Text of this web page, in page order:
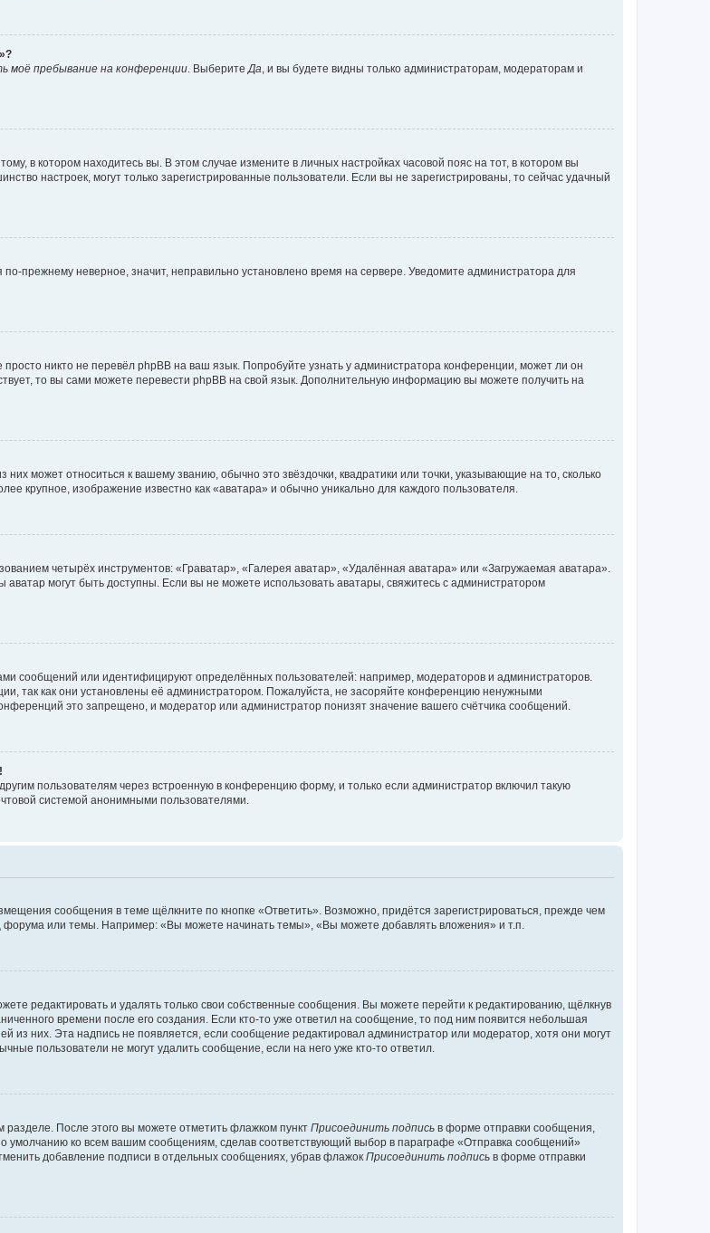
моё пребывание на конференции . Выберите Да , и вы будете видны только администраторам, модераторам и
в котором находитесь вы. В этом случае измените в личных настройках часовой пояс на тот, в котором вы
настроек, могут только зарегистрированные пользователи. Если вы не зарегистрированы, то сейчас удачный
прежнему неверное, значит, неправильно установлено время на сервере. Уведомите администратора для
никто не перевёл phpBB на ваш язык. Попробуйте узнать у администратора конференции, может ли он
то вы сами можете перевести phpBB на свой язык. Дополнительную информацию вы можете получить на
может относиться к вашему званию, обычно это звёздочки, квадратики или точки, указывающие на то, сколько
крупное, изображение известно как «аватара» и обычно уникально для каждого пользователя.
четырёх инструментов: «Граватар», «Галерея аватар», «Удалённая аватара» или «Загружаемая аватара».
могут быть доступны. Если вы не можете использовать аватары, свяжитесь с администратором
сообщений или идентифицируют определённых пользователей: например, модераторов и администраторов.
так как они установлены её администратором. Пожалуйста, не засоряйте конференцию ненужными
это запрещено, и модератор или администратор понизят значение вашего счётчика сообщений.
пользователям через встроенную в конференцию форму, и только если администратор включил такую
системой анонимными пользователями.
сообщения в теме щёлкните по кнопке «Ответить». Возможно, придётся зарегистрироваться, прежде чем
или темы. Например: «Вы можете начинать темы», «Вы можете добавлять вложения» и т.п.
редактировать и удалять только свои собственные сообщения. Вы можете перейти к редактированию, щёлкнув
времени после его создания. Если кто-то уже ответил на сообщение, то под ним появится небольшая
из них. Эта надпись не появляется, если сообщение редактировал администратор или модератор, хотя они могут
пользователи не могут удалить сообщение, если на него уже кто-то ответил.
После этого вы можете отметить флажком пункт Присоединить подпись в форме отправки сообщения,
умолчанию ко всем вашим сообщениям, сделав соответствующий выбор в параграфе «Отправка сообщений»
добавление подписи в отдельных сообщениях, убрав флажок Присоединить подпись в форме отправки